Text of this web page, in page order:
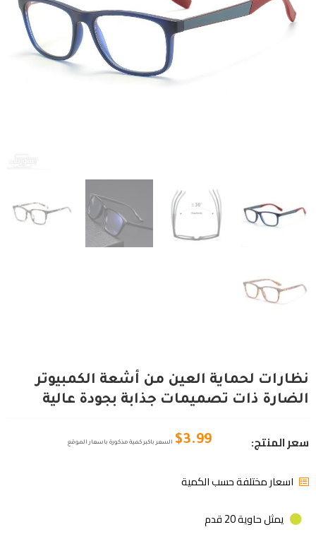
نظارات لحماية العين من أشعة الكمبيوتر
الضارة ذات تصميمات جذابة بجودة عالية
سعر المنتج: $3.99 السعر باكبر كمية مذكورة باسعار الموقع
اسعار مختلفة حسب الكمية
يمثل حاوية 20 قدم